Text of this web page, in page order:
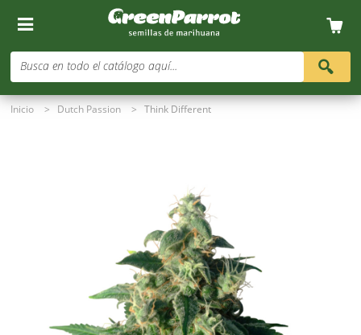
Busca en todo el catálogo aquí...
Inicio > Dutch Passion > Think Different